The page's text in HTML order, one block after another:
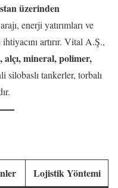
üzerinden
enerji yatırımları ve
artırır. Vital A.Ş.,
alçı, mineral, polimer,
silobaslı tankerler, torbalı
Lojistik Yöntemi